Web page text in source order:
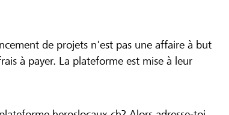
de projets n'est pas une affaire à but
à payer. La plateforme est mise à leur